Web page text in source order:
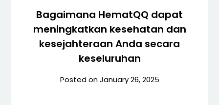
Bagaimana HematQQ dapat
meningkatkan kesehatan dan
kesejahteraan Anda secara
keseluruhan
Posted onJanuary 26, 2025